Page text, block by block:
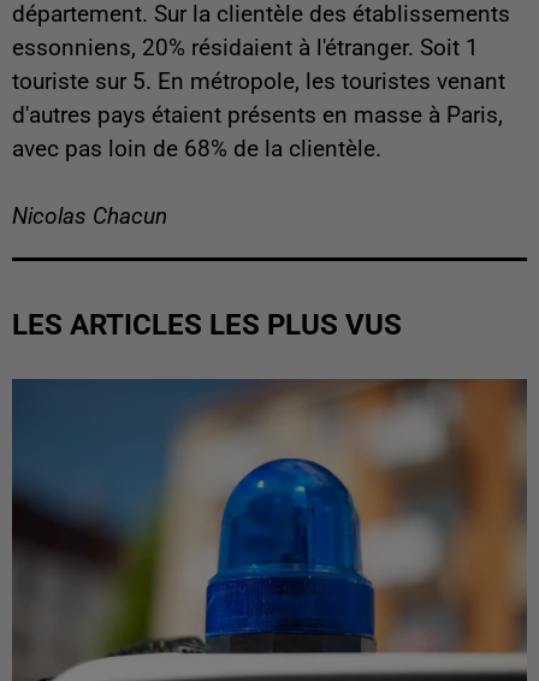
département. Sur la clientèle des établissements
essonniens, 20% résidaient à l'étranger. Soit 1
touriste sur 5. En métropole, les touristes venant
d'autres pays étaient présents en masse à Paris,
avec pas loin de 68% de la clientèle.
Nicolas Chacun
LES ARTICLES LES PLUS VUS